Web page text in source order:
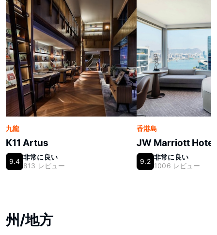
九龍
K11 Artus
9.4
非常に良い
813 レビュー
香港島
JW Marriott
9.2
非常に良い
1006 レビュー
州/地方